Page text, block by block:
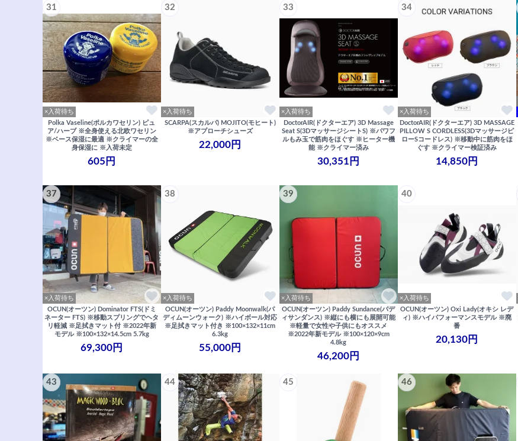
31
×入荷待ち
Polka Vaseline(ポルカワセリン) ピュ
ア/ハーブ ※全身使える北欧ワセリン
※ベース保湿に最適 ※クライマーの全
身保湿に ※入荷未定
605円
32
×入荷待ち
SCARPA(スカルパ) MOJITO(モヒート)
※アプローチシューズ
22,000円
33
×入荷待ち
DoctorAIR(ドクターエア) 3D Massage
Seat S(3DマッサージシートS) ※パワフ
ルもみ玉で筋肉をほぐす ※ヒーター機
能 ※クライマー済み
30,351円
34
×入荷待ち
DoctorAIR(ドクターエア) 3D MASSAGE
PILLOW S CORDLESS(3Dマッサージピ
ローSコードレス) ※移動中に筋肉をほ
ぐす ※クライマー検証済み
14,850円
37
×入荷待ち
OCUN(オーツン) Dominator FTS(ドミ
ネーター FTS) ※移動スプリングでヘタ
リ軽減 ※足拭きマット付 ※2022年新
モデル ※100×132×14.5cm 5.7kg
69,300円
38
×入荷待ち
OCUN(オーツン) Paddy Moonwalk(パ
ディムーンウォーク) ※ハイボール対応
※足拭きマット付き ※100×132×11cm
6.3kg
55,000円
39
×入荷待ち
OCUN(オーツン) Paddy Sundance(パデ
ィサンダンス) ※縦にも横にも展開可能
※軽量で女性や子供にもオススメ
※2022年新モデル ※100×120×9cm
4.8kg
46,200円
40
×入荷待ち
OCUN(オーツン) Oxi Lady(オキシ レデ
ィ) ※ハイパフォーマンスモデル ※廃
番
20,130円
43 44 45 46